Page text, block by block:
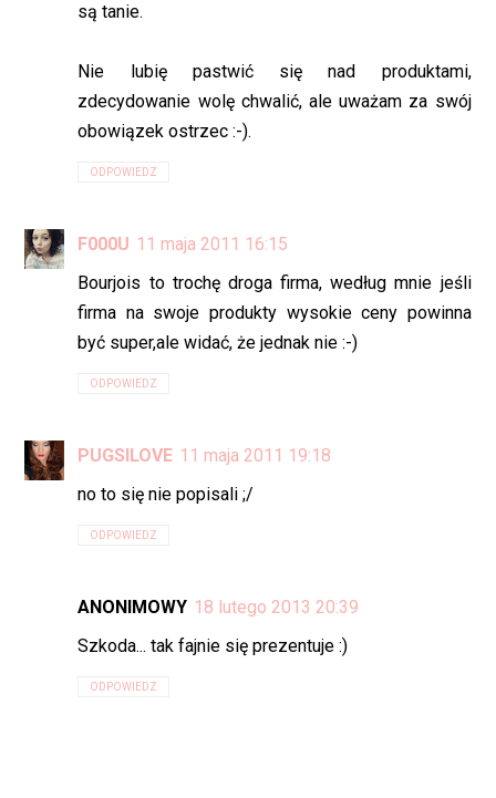
są tanie.
Nie lubię pastwić się nad produktami,
zdecydowanie wolę chwalić, ale uważam za swój
obowiązek ostrzec :-).
ODPOWIEDZ
F000U 11 maja 2011 16:15
Bourjois to trochę droga firma, według mnie jeśli
firma na swoje produkty wysokie ceny powinna
być super,ale widać, że jednak nie :-)
ODPOWIEDZ
PUGSILOVE 11 maja 2011 19:18
no to się nie popisali ;/
ODPOWIEDZ
ANONIMOWY 18 lutego 2013 20:39
Szkoda... tak fajnie się prezentuje :)
ODPOWIEDZ